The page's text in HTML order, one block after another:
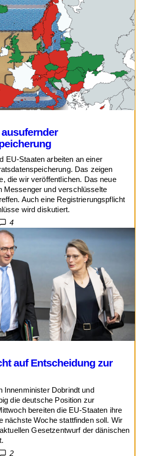
EU-Staaten arbeiten an einer
Das zeigen
die wir veröffentlichen. Das neue
Messenger und verschlüsselte
Auch eine Registrierungspflicht
wird diskutiert.
4
auf Entscheidung zur
Innenminister Dobrindt und
die deutsche Position zur
bereiten die EU-Staaten ihre
nächste Woche stattfinden soll. Wir
Gesetzentwurf der dänischen
2